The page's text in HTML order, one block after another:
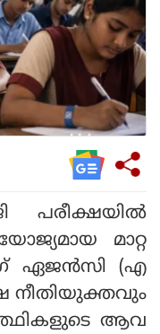
പരീക്ഷയില്‍
മാറ്റ
ഏജന്‍സി (എ
നീതിയുക്തവും
ആവ